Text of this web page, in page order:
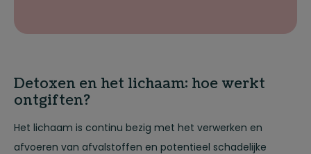
Detoxen en het lichaam: hoe werkt
ontgiften?
Het lichaam is continu bezig met het verwerken en
afvoeren van afvalstoffen en potentieel schadelijke